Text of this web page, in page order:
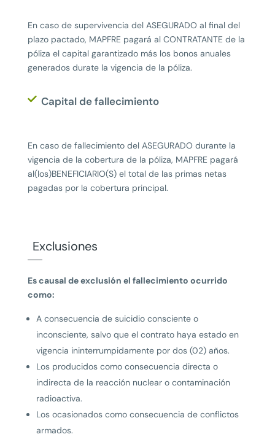
En caso de supervivencia del ASEGURADO al final del
plazo pactado, MAPFRE pagará al CONTRATANTE de la
póliza el capital garantizado más los bonos anuales
generados durate la vigencia de la póliza.
Capital de fallecimiento
En caso de fallecimiento del ASEGURADO durante la
vigencia de la cobertura de la póliza, MAPFRE pagará
al(los)BENEFICIARIO(S) el total de las primas netas
pagadas por la cobertura principal.
Exclusiones
Es causal de exclusión el fallecimiento ocurrido
como:
A consecuencia de suicidio consciente o
inconsciente, salvo que el contrato haya estado en
vigencia ininterrumpidamente por dos (02) años.
Los producidos como consecuencia directa o
indirecta de la reacción nuclear o contaminación
radioactiva.
Los ocasionados como consecuencia de conflictos
armados.